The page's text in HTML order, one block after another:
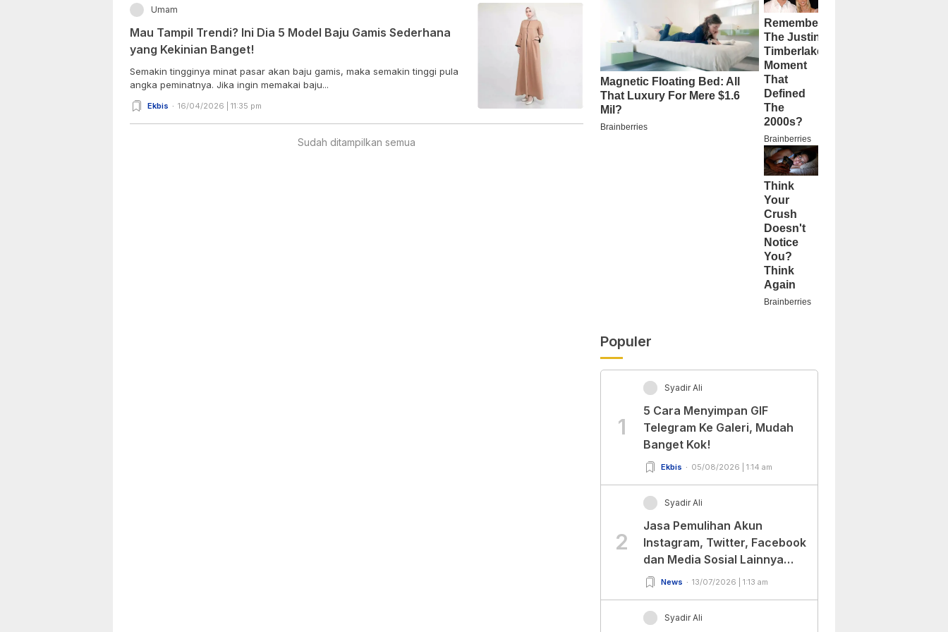
Umam
Mau Tampil Trendi? Ini Dia 5 Model Baju Gamis Sederhana
yang Kekinian Banget!
Semakin tingginya minat pasar akan baju gamis, maka semakin tinggi pula
angka peminatnya. Jika ingin memakai baju...
Ekbis 16/04/2026 | 11:35 pm
Sudah ditampilkan semua
Populer
1
Syadir Ali
5 Cara Menyimpan GIF
Telegram Ke Galeri, Mudah
Banget Kok!
Ekbis 05/08/2026 | 1:14 am
2
Syadir Ali
Jasa Pemulihan Akun
Instagram, Twitter, Facebook
dan Media Sosial Lainnya
(Update Terbaru 2022)
News 13/07/2026 | 1:13 am
Syadir Ali